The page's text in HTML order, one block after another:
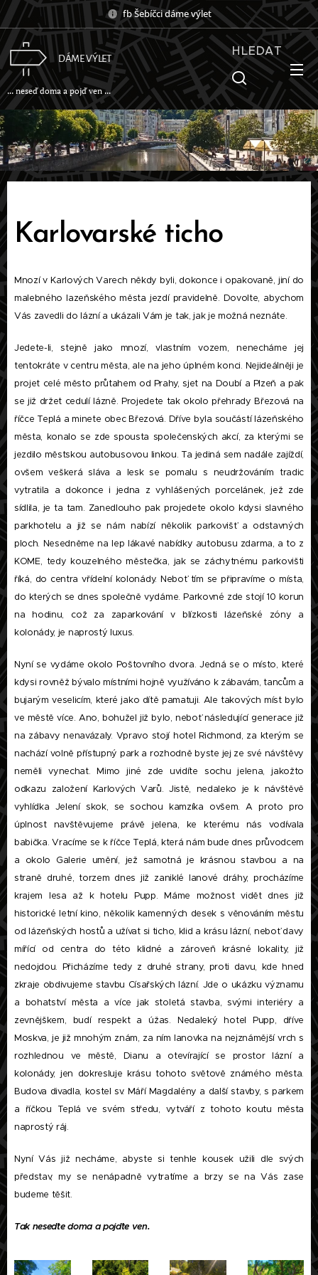
fb Šebíčci dáme výlet
DÁME VÝLET
... neseď doma a pojď ven ...
HLEDAT
Karlovarské ticho
Mnozí v Karlových Varech někdy byli, dokonce i opakovaně, jiní do
malebného lazeňského města jezdí pravidelně. Dovolte, abychom
Vás zavedli do lázní a ukázali Vám je tak, jak je možná neznáte.
Jedete-li, stejně jako mnozí, vlastním vozem, nenecháme jej
tentokráte v centru města, ale na jeho úplném konci. Nejideálněji je
projet celé město průtahem od Prahy, sjet na Doubí a Plzeň a pak
se již držet cedulí lázně. Projedete tak okolo přehrady Březová na
říčce Teplá a minete obec Březová. Dříve byla součástí lázeňského
města, konalo se zde spousta společenských akcí, za kterými se
jezdilo městskou autobusovou linkou. Ta jediná sem nadále zajíždí,
ovšem veškerá sláva a lesk se pomalu s neudržováním tradic
vytratila a dokonce i jedna z vyhlášených porcelánek, jež zde
sídlila, je ta tam. Zanedlouho pak projedete okolo kdysi slavného
parkhotelu a již se nám nabízí několik parkovišť a odstavných
ploch. Nesedněme na lep lákavé nabídky autobusu zdarma, a to z
KOME, tedy kouzelného městečka, jak se záchytnému parkovišti
říká, do centra vřídelní kolonády. Neboť tím se připravíme o místa,
do kterých se dnes společně vydáme. Parkovné zde stojí 10 korun
na hodinu, což za zaparkování v blízkosti lázeňské zóny a
kolonády, je naprostý luxus.
Nyní se vydáme okolo Poštovního dvora. Jedná se o místo, které
kdysi rovněž bývalo místními hojně využíváno k zábavám, tancům a
bujarým veselicím, které jako dítě pamatuji. Ale takových míst bylo
ve městě více. Ano, bohužel již bylo, neboť následující generace již
na zábavy nenavázaly. Vpravo stojí hotel Richmond, za kterým se
nachází volně přístupný park a rozhodně byste jej ze své návštěvy
neměli vynechat. Mimo jiné zde uvidíte sochu jelena, jakožto
odkazu založení Karlových Varů. Jistě, nedaleko je k návštěvě
vyhlídka Jelení skok, se sochou kamzíka ovšem. A proto pro
úplnost navštěvujeme právě jelena, ke kterému nás vodívala
babička. Vracíme se k říčce Teplá, která nám bude dnes průvodcem
a okolo Galerie umění, jež samotná je krásnou stavbou a na
straně druhé, torzem dnes již zaniklé lanové dráhy, procházíme
krajem lesa až k hotelu Pupp. Máme možnost vidět dnes již
historické letní kino, několik kamenných desek s věnováním městu
od lázeňských hostů a užívat si ticho, klid a krásu lázní, neboť davy
mířící od centra do této klidné a zároveň krásné lokality, již
nedojdou. Přicházíme tedy z druhé strany, proti davu, kde hned
zkraje obdivujeme stavbu Císařských lázní. Jde o ukázku významu
a bohatství města a více jak stoletá stavba, svými interiéry a
zevnějškem, budí respekt a úžas. Nedaleký hotel Pupp, dříve
Moskva, je již mnohým znám, za ním lanovka na nejznámější vrch s
rozhlednou ve městě, Dianu a otevírající se prostor lázní a
kolonády, jen dokresluje krásu tohoto světově známého města.
Budova divadla, kostel sv. Máří Magdalény a další stavby, s parkem
a říčkou Teplá ve svém středu, vytváří z tohoto koutu města
naprostý ráj.
Nyní Vás již necháme, abyste si tenhle kousek užili dle svých
představ, my se nenápadně vytratíme a brzy se na Vás zase
budeme těšit.
Tak neseďte doma a pojďte ven.